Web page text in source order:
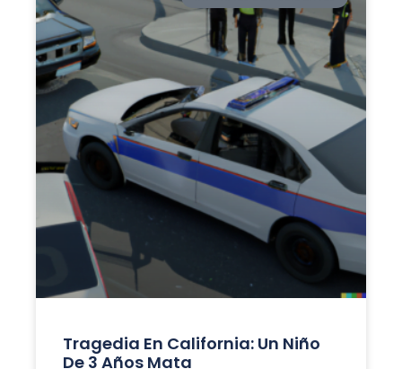
Tragedia En California: Un Niño
De 3 Años Mata